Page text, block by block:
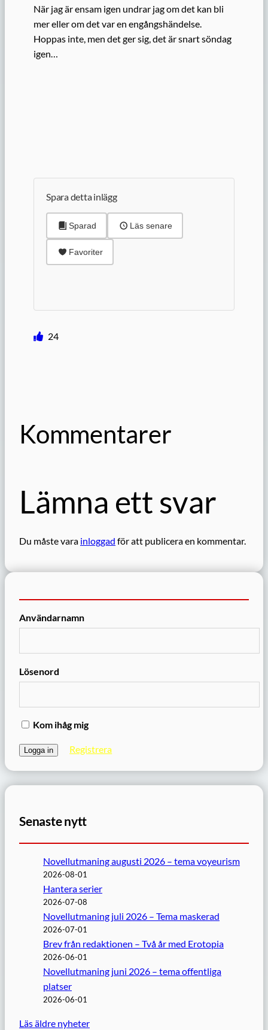
När jag är ensam igen undrar jag om det kan bli
mer eller om det var en engångshändelse.
Hoppas inte, men det ger sig, det är snart söndag
igen…
Spara detta inlägg
Sparad Läs senare
Favoriter
24
Kommentarer
Lämna ett svar
Du måste vara inloggad för att publicera en kommentar.
Användarnamn
Lösenord
Kom ihåg mig
Registrera
Senaste nytt
Novellutmaning augusti 2026 – tema voyeurism
2026-08-01
Hantera serier
2026-07-08
Novellutmaning juli 2026 – Tema maskerad
2026-07-01
Brev från redaktionen – Två år med Erotopia
2026-06-01
Novellutmaning juni 2026 – tema offentliga
platser
2026-06-01
Läs äldre nyheter